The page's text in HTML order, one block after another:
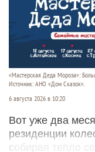
«Мастерская Деда Мороза»:
Источник: АНО «Дом Сказок».
6 августа 2026 в 10:20
Вот уже два
резиденции
собирая тепло